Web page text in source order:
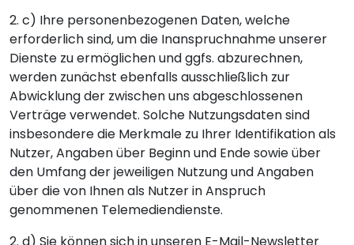
2. c) Ihre personenbezogenen Daten, welche
erforderlich sind, um die Inanspruchnahme unserer
Dienste zu ermöglichen und ggfs. abzurechnen,
werden zunächst ebenfalls ausschließlich zur
Abwicklung der zwischen uns abgeschlossenen
Verträge verwendet. Solche Nutzungsdaten sind
insbesondere die Merkmale zu Ihrer Identifikation als
Nutzer, Angaben über Beginn und Ende sowie über
den Umfang der jeweiligen Nutzung und Angaben
über die von Ihnen als Nutzer in Anspruch
genommenen Telemediendienste.